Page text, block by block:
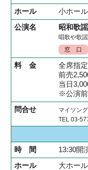
小ホール
昭和歌
唱歌や歌
窓 口
全席指定
前売
当日
※公演前
マイソン
TEL 03-
13:30開
大ホール